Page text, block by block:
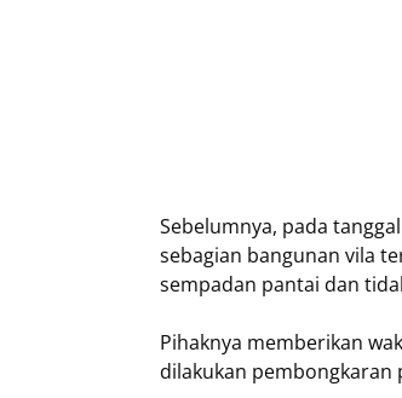
Sebelumnya, pada
sebagian bangunan vila
sempadan pantai dan
Pihaknya memberikan
dilakukan pembongkaran